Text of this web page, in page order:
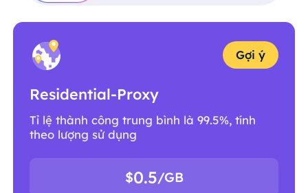
Gợi ý
Residential-Proxy
Tỉ lệ thành công trung bình là 99.5%, tính
theo lượng sử dụng
$0.5/GB